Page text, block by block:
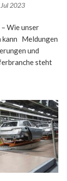
2023
Wie unser
kann Meldungen
und
steht